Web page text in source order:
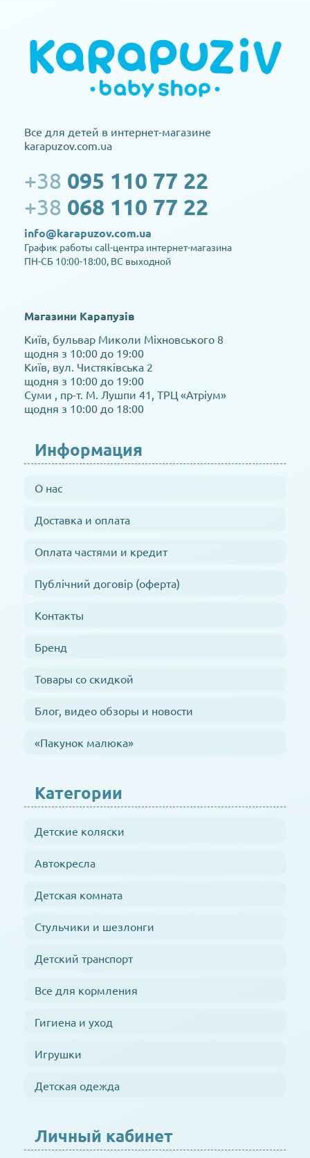
Все для детей в интернет-магазине
karapuzov.com.ua
+38 095 110 77 22
+38 068 110 77 22
info@karapuzov.com.ua
График работы call-центра интернет-магазина
ПН-СБ 10:00-18:00, ВС выходной
Магазини Карапузів
Київ, бульвар Миколи Міхновського 8
щодня з 10:00 до 19:00
Київ, вул. Чистяківська 2
щодня з 10:00 до 19:00
Суми , пр-т. М. Лушпи 41, ТРЦ «Атріум»
щодня з 10:00 до 18:00
Информация
О нас
Доставка и оплата
Оплата частями и кредит
Публічний договір (оферта)
Контакты
Бренд
Товары со скидкой
Блог, видео обзоры и новости
«Пакунок малюка»
Категории
Детские коляски
Автокресла
Детская комната
Стульчики и шезлонги
Детский транспорт
Все для кормления
Гигиена и уход
Игрушки
Детская одежда
Личный кабинет